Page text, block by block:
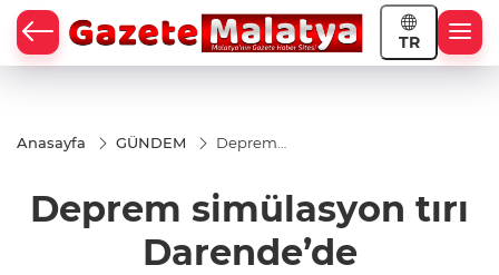
TR
Anasayfa GÜNDEM
Deprem
Darende’de
Deprem simülasyon tırı
Darende’de